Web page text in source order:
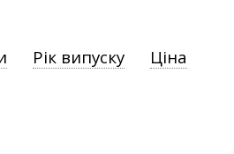
Рік випуску Ціна